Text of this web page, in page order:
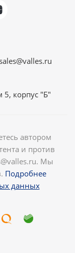
5, корпус "Б"
автором
и против
Мы
Подробнее
данных